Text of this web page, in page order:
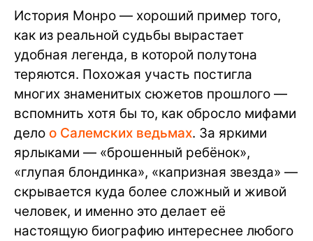
История Монро — хороший пример того,
как из реальной судьбы вырастает
удобная легенда, в которой полутона
теряются. Похожая участь постигла
многих знаменитых сюжетов прошлого —
вспомнить хотя бы то, как обросло мифами
дело о Салемских ведьмах. За яркими
ярлыками — «брошенный ребёнок»,
«глупая блондинка», «капризная звезда» —
скрывается куда более сложный и живой
человек, и именно это делает её
настоящую биографию интереснее любого